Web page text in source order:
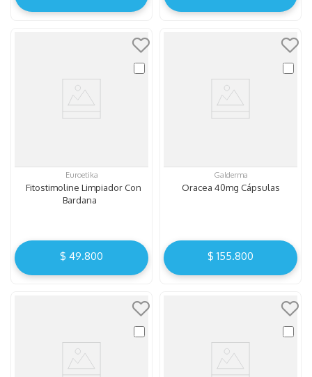
Euroetika
Fitostimoline Limpiador Con
Bardana
$ 49.800
Galderma
Oracea 40mg Cápsulas
$ 155.800